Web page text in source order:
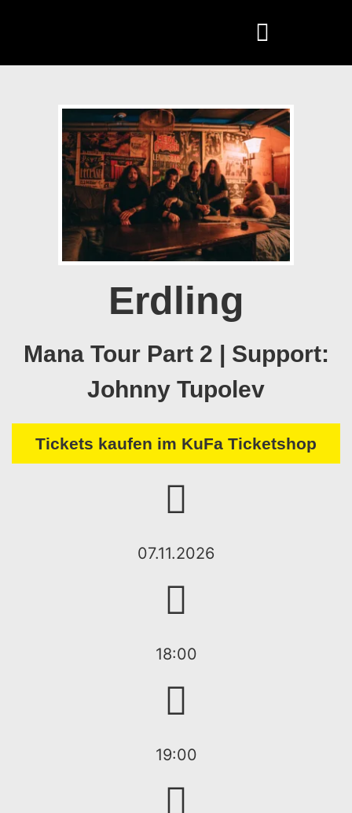
Erdling
Mana Tour Part 2 | Support:
Johnny Tupolev
Tickets kaufen im KuFa Ticketshop
07.11.2026
18:00
19:00